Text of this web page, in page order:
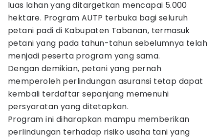
luas lahan yang ditargetkan mencapai 5.000
hektare. Program AUTP terbuka bagi seluruh
petani padi di Kabupaten Tabanan, termasuk
petani yang pada tahun-tahun sebelumnya telah
menjadi peserta program yang sama.
Dengan demikian, petani yang pernah
memperoleh perlindungan asuransi tetap dapat
kembali terdaftar sepanjang memenuhi
persyaratan yang ditetapkan.
Program ini diharapkan mampu memberikan
perlindungan terhadap risiko usaha tani yang